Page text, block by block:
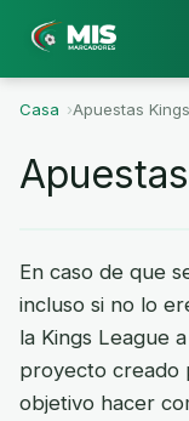
Casa ›Apuestas
En caso de que
incluso si no lo
la Kings League
proyecto creado
objetivo hacer